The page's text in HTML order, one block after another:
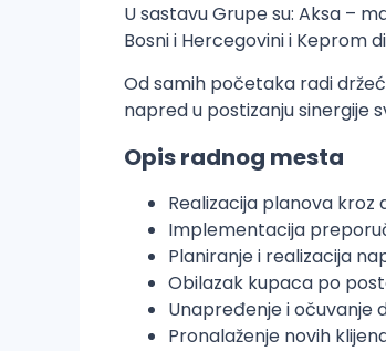
U sastavu Grupe su: Aksa –
Bosni i Hercegovini i Keprom
Od samih početaka radi
napred u postizanju sinergije
Opis radnog mesta
Realizacija planova
Implementacija
Planiranje i realizacija
Obilazak kupaca po
Unapređenje i očuvanje
​Pronalaženje novih